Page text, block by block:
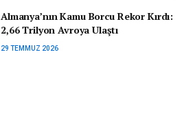
Almanya’nın Kamu Borcu Rekor Kırdı:
2,66 Trilyon Avroya Ulaştı
29 TEMMUZ 2026